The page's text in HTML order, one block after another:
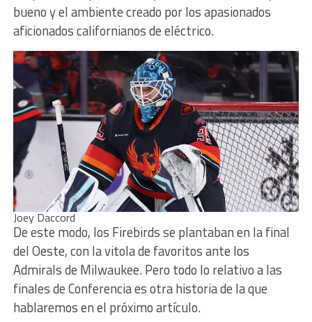
bueno y el ambiente creado por los apasionados
aficionados californianos de eléctrico.
Joey Daccord
De este modo, los Firebirds se plantaban en la final
del Oeste, con la vitola de favoritos ante los
Admirals de Milwaukee. Pero todo lo relativo a las
finales de Conferencia es otra historia de la que
hablaremos en el próximo artículo.